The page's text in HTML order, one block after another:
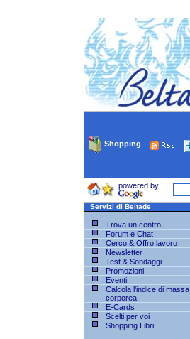
Shopping
powered by
Servizi di Beltade
Trova un centro
Forum e Chat
Cerco & Offro lavoro
Newsletter
Test & Sondaggi
Promozioni
Eventi
Calcola l'indice di massa
corporea
E-Cards
Scelti per voi
Shopping Libri